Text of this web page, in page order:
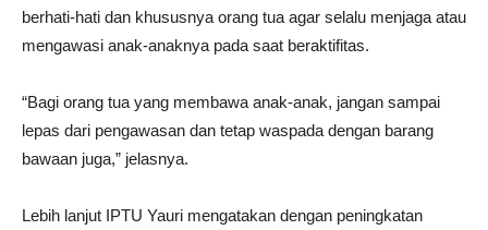
berhati-hati dan khususnya orang tua agar selalu menjaga atau
mengawasi anak-anaknya pada saat beraktifitas.
“Bagi orang tua yang membawa anak-anak, jangan sampai
lepas dari pengawasan dan tetap waspada dengan barang
bawaan juga,” jelasnya.
Lebih lanjut IPTU Yauri mengatakan dengan peningkatan